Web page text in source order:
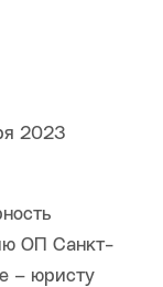
2023
ОП Санкт-
– юристу